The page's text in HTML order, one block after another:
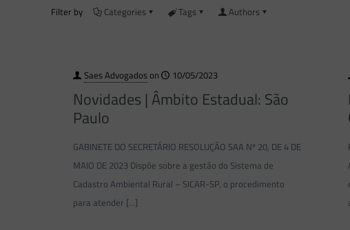
Filter by Categories Tags Authors
Saes Advogadoson 10/05/2023
Novidades | Âmbito Estadual: São
Paulo
GABINETE DO SECRETÁRIO RESOLUÇÃO SAA Nº 20, DE 4 DE
MAIO DE 2023 Dispõe sobre a gestão do Sistema de
Cadastro Ambiental Rural – SICAR-SP, o procedimento
para atender […]